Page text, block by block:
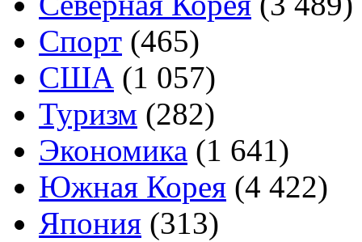
Спорт (465)
США (1 057)
Туризм (282)
Экономика (1 641)
Южная Корея (4 422)
Япония (313)